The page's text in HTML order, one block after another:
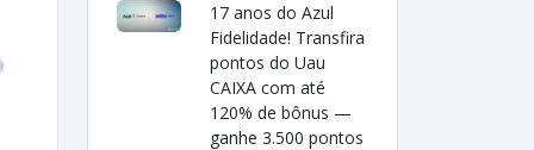
17 anos do Azul
Fidelidade! Transfira
pontos do Uau
CAIXA com até
120% de bônus —
ganhe 3.500 pontos